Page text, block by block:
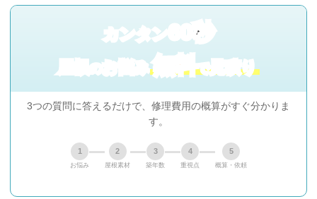
カンタン60秒
屋根 のお悩み無料で見積り
3つの質問に答えるだけで、修理費用の概算がすぐ分かりま
す。
1
お悩み
2
屋根素材
3
築年数
4
重視点
5
概算・依頼